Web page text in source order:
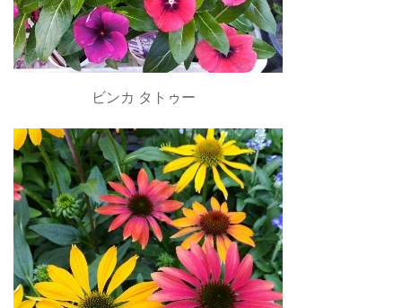
ビンカ タトゥー